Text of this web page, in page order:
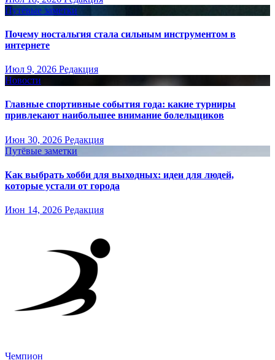
Путёвые заметки
Почему ностальгия стала сильным инструментом в
интернете
Июл 9, 2026 Редакция
Новости
Главные спортивные события года: какие турниры
привлекают наибольшее внимание болельщиков
Июн 30, 2026 Редакция
Путёвые заметки
Как выбрать хобби для выходных: идеи для людей,
которые устали от города
Июн 14, 2026 Редакция
Чемпион